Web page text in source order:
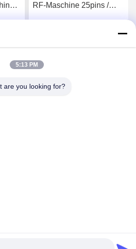
RF-Maschine 25pins /
5:13 PM
are you looking for?